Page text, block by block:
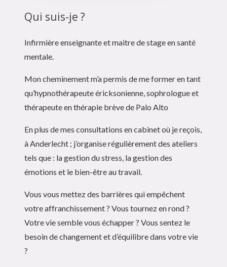
Qui suis-je ?
Infirmière enseignante et maitre de stage en santé
mentale.
Mon cheminement m’a permis de me former en tant
qu’hypnothérapeute éricksonienne, sophrologue et
thérapeute en thérapie brève de Palo Alto
En plus de mes consultations en cabinet où je reçois,
à Anderlecht ; j’organise régulièrement des ateliers
tels que : la gestion du stress, la gestion des
émotions et le bien-être au travail.
Vous vous mettez des barrières qui empêchent
votre affranchissement ? Vous tournez en rond ?
Votre vie semble vous échapper ? Vous sentez le
besoin de changement et d’équilibre dans votre vie
?